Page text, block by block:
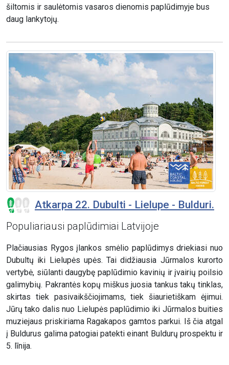
šiltomis ir saulėtomis vasaros dienomis paplūdimyje bus
daug lankytojų.
Atkarpa 22. Dubulti - Lielupe - Bulduri.
Populiariausi paplūdimiai Latvijoje
Plačiausias Rygos įlankos smėlio paplūdimys driekiasi nuo
Dubultų iki Lielupės upės. Tai didžiausia Jūrmalos kurorto
vertybė, siūlanti daugybę paplūdimio kavinių ir įvairių poilsio
galimybių. Pakrantės kopų miškus juosia tankus takų tinklas,
skirtas tiek pasivaikščiojimams, tiek šiaurietiškam ėjimui.
Jūrų tako dalis nuo Lielupės paplūdimio iki Jūrmalos buities
muziejaus priskiriama Ragakapos gamtos parkui. Iš čia atgal
į Buldurus galima patogiai patekti einant Buldurų prospektu ir
5. līnija.